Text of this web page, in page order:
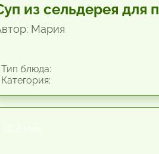
из сельдерея для
Мария
блюда: